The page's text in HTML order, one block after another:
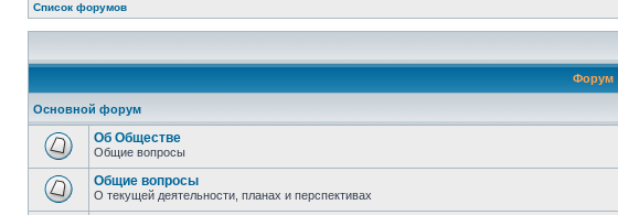
Список форумов
Форум
Основной форум
Об Обществе
Общие вопросы
Общие вопросы
О текущей деятельности, планах и перспективах